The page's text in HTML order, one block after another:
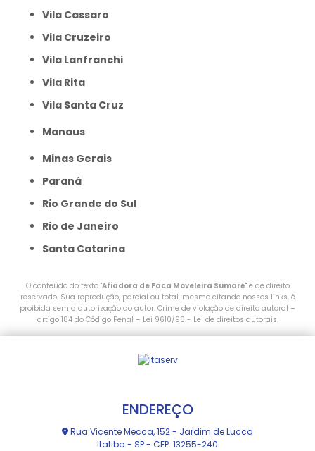
Vila Cassaro
Vila Cruzeiro
Vila Lanfranchi
Vila Rita
Vila Santa Cruz
Manaus
Minas Gerais
Paraná
Rio Grande do Sul
Rio de Janeiro
Santa Catarina
O conteúdo do texto "Afiadora de Faca Moveleira Sumaré" é de direito
reservado. Sua reprodução, parcial ou total, mesmo citando nossos links, é
proibida sem a autorização do autor. Crime de violação de direito autoral –
artigo 184 do Código Penal – Lei 9610/98 - Lei de direitos autorais.
ENDEREÇO
Rua Vicente Mecca, 152 - Jardim de Lucca
Itatiba - SP - CEP: 13255-240